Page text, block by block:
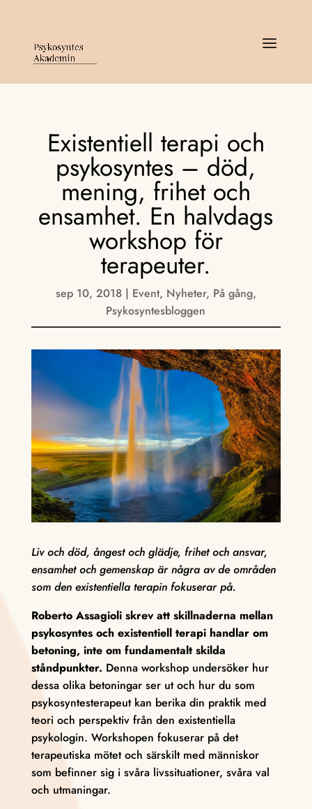
Existentiell terapi och
psykosyntes – död,
mening, frihet och
ensamhet. En halvdags
workshop för
terapeuter.
sep 10, 2018| Event, Nyheter, På gång,
Psykosyntesbloggen
Liv och död, ångest och glädje, frihet och ansvar,
ensamhet och gemenskap är några av de områden
som den existentiella terapin fokuserar på.
Roberto Assagioli skrev att skillnaderna mellan
psykosyntes och existentiell terapi handlar om
betoning, inte om fundamentalt skilda
ståndpunkter. Denna workshop undersöker hur
dessa olika betoningar ser ut och hur du som
psykosyntesterapeut kan berika din praktik med
teori och perspektiv från den existentiella
psykologin. Workshopen fokuserar på det
terapeutiska mötet och särskilt med människor
som befinner sig i svåra livssituationer, svåra val
och utmaningar.